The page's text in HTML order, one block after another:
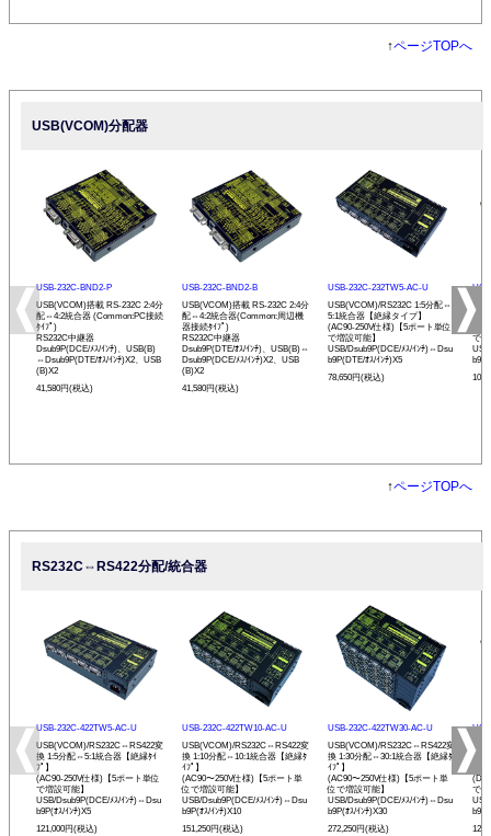
↑ページTOPへ
USB(VCOM)分配器
USB-232C-BND2-P
USB(VCOM)搭載 RS-232C 2:4分
配⇔4:2統合器 (Common:PC接続
ﾀｲﾌﾟ)
RS232C中継器
Dsub9P(DCE/ﾒｽ/ｲﾝﾁ)、USB(B)
⇔Dsub9P(DTE/ｵｽ/ｲﾝﾁ)X2、USB
(B)X2
41,580円(税込)
USB-232C-BND2-B
USB(VCOM)搭載 RS-232C 2:4分
配⇔4:2統合器(Common:周辺機
器接続ﾀｲﾌﾟ)
RS232C中継器
Dsub9P(DTE/ｵｽ/ｲﾝﾁ)、USB(B)⇔
Dsub9P(DCE/ﾒｽ/ｲﾝﾁ)X2、USB
(B)X2
41,580円(税込)
USB-232C-232TW5-AC-U
USB(VCOM)/RS232C 1:5分配⇔
5:1統合器【絶縁タイプ】
(AC90-250V仕様)【5ポート単位
で増設可能】
USB/Dsub9P(DCE/ﾒｽ/ｲﾝﾁ)⇔Dsu
b9P(DTE/ｵｽ/ｲﾝﾁ)X5
78,650円(税込)
で
↑ページTOPへ
RS232C⇔RS422分配/統合器
USB-232C-422TW5-AC-U
USB(VCOM)/RS232C⇔RS422変
換 1:5分配⇔5:1統合器【絶縁ﾀｲ
ﾌﾟ】
(AC90-250V仕様)【5ポート単位
で増設可能】
USB/Dsub9P(DCE/ﾒｽ/ｲﾝﾁ)⇔Dsu
b9P(ｵｽ/ｲﾝﾁ)X5
121,000円(税込)
USB-232C-422TW10-AC-U
USB(VCOM)/RS232C⇔RS422変
換 1:10分配⇔10:1統合器【絶縁ﾀ
ｲﾌﾟ】
(AC90〜250V仕様)【5ポート単
位で増設可能】
USB/Dsub9P(DCE/ﾒｽ/ｲﾝﾁ)⇔Dsu
b9P(ｵｽ/ｲﾝﾁ)X10
151,250円(税込)
USB-232C-422TW30-AC-U
USB(VCOM)/RS232C⇔RS422変
換 1:30分配⇔30:1統合器【絶縁ﾀ
ｲﾌﾟ】
(AC90〜250V仕様)【5ポート単
位で増設可能】
USB/Dsub9P(DCE/ﾒｽ/ｲﾝﾁ)⇔Dsu
b9P(ｵｽ/ｲﾝﾁ)X30
272,250円(税込)
換
で